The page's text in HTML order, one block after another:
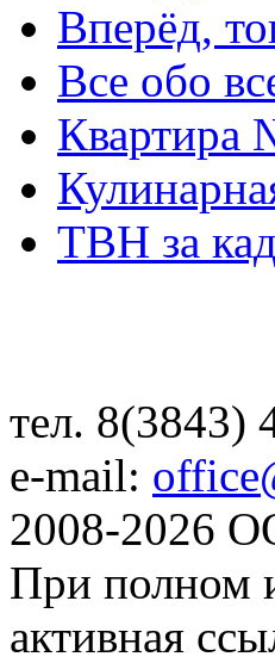
Вперёд,
Все обо
Квартира
ТВН за
тел. 8(3843)
e-mail:
2008-2026
При полном
активная